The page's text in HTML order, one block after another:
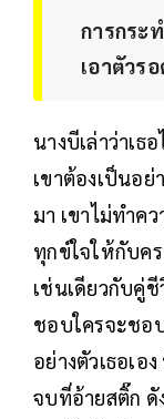
การกระ
เอาตัวร
นางบีเล่าว่าเธ
เขาต้องเป็นอ
มา เขาไม่ทำค
ทุกข์ใจให้กับค
เช่นเดียวกับคู่ชี
ชอบใครจะชอบ
อย่างตัวเธอเอ
จบที่อ้ายสติ๊ก ดั